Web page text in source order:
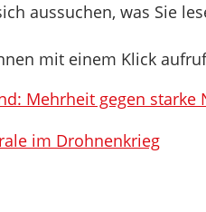
aussuchen, was Sie
mit einem Klick
Mehrheit gegen starke
im Drohnenkrieg